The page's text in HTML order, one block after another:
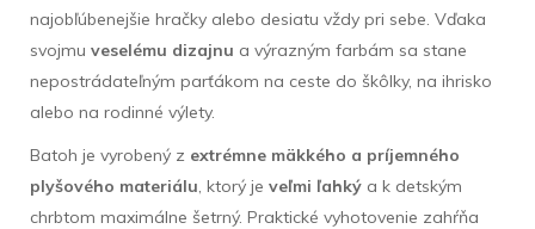
najobľúbenejšie hračky alebo desiatu vždy pri sebe. Vďaka
svojmu veselému dizajnu a výrazným farbám sa stane
nepostrádateľným parťákom na ceste do škôlky, na ihrisko
alebo na rodinné výlety.
Batoh je vyrobený z extrémne mäkkého a príjemného
plyšového materiálu, ktorý je veľmi ľahký a k detským
chrbtom maximálne šetrný. Praktické vyhotovenie zahŕňa